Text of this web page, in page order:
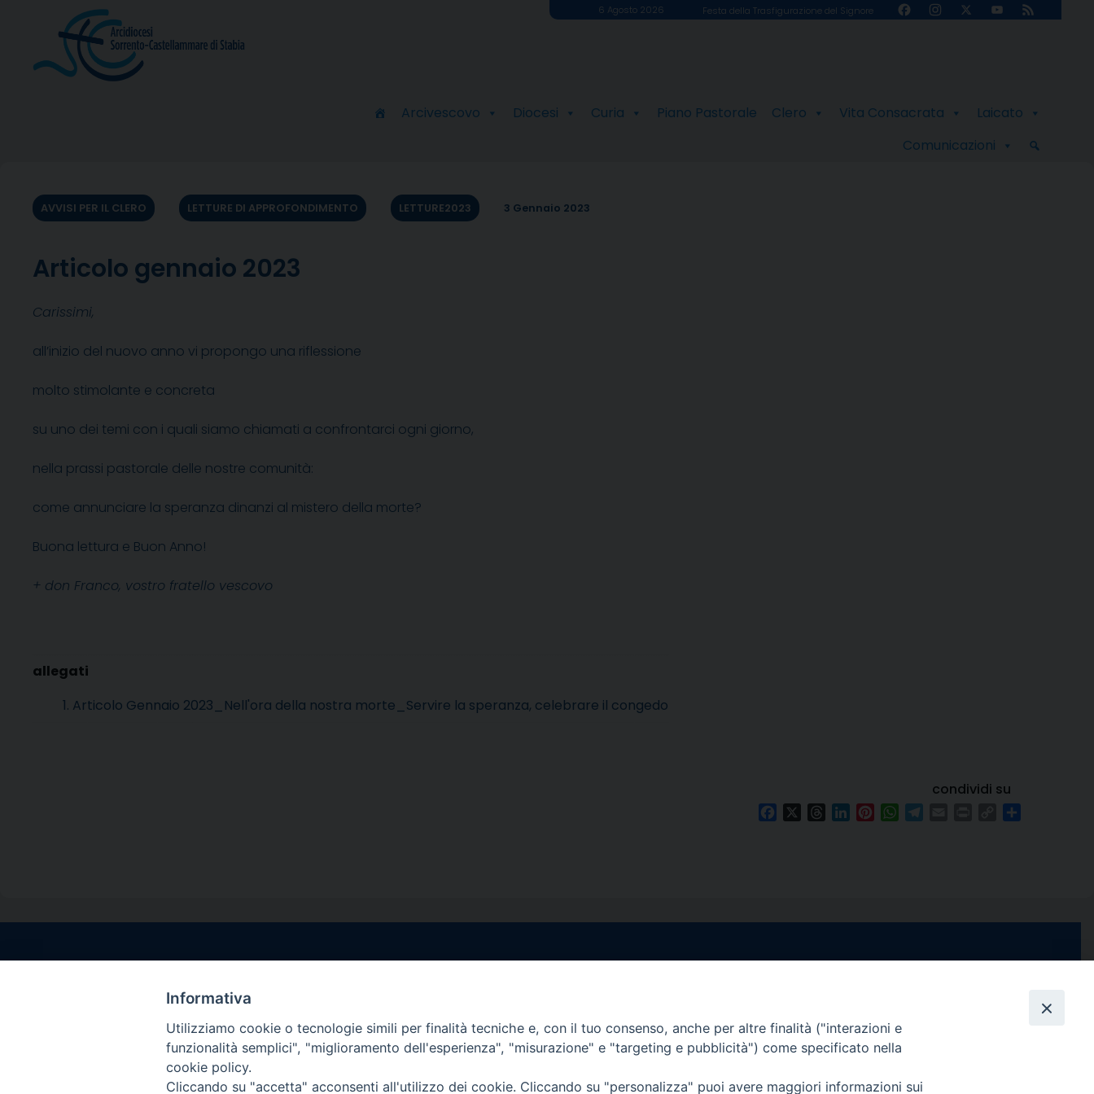
6 Agosto 2026 Festa della Trasfigurazione del Signore FacebookInstagram
X
YouTube
Feed
Arcivescovo Diocesi Curia Piano Pastorale Clero Vita Consacrata
Laicato
Comunicazioni
AVVISI PER IL CLERO LETTURE DI APPROFONDIMENTO LETTURE2023 3 Gennaio 2023
Articolo gennaio 2023
Carissimi,
all’inizio del nuovo anno vi propongo una riflessione
molto stimolante e concreta
su uno dei temi con i quali siamo chiamati a confrontarci ogni giorno,
nella prassi pastorale delle nostre comunità:
come annunciare la speranza dinanzi al mistero della morte?
Buona lettura e Buon Anno!
+ don Franco, vostro fratello vescovo
1. Articolo Gennaio 2023_Nell'ora della nostra morte_Servire la speranza, celebrare il congedo
condividi su
FacebookThreadsLinkedInPinterestWhatsApp
Copy
Via Santa Maria della Pietà, 44 – 80067
Sorrento (NA)
tel. 0818781244
Giorni ed Orari Apertura Uffici:
Venerdì ore 09:30 – 12:30
———————————————————–
tel. 0818714501
Giorni ed Orari Apertura Uffici:
Uffici Matrimoni:
YouTube
Channel
Feed
Informativa Privacy
Informativa
Utilizziamo cookie o tecnologie simili per finalità tecniche e, con il tuo consenso, anche per altre finalità ("interazioni e
funzionalità semplici", "miglioramento dell'esperienza", "misurazione" e "targeting e pubblicità") come specificato nella
cookie policy.
Cliccando su "accetta" acconsenti all'utilizzo dei cookie. Cliccando su "personalizza" puoi avere maggiori informazioni sui